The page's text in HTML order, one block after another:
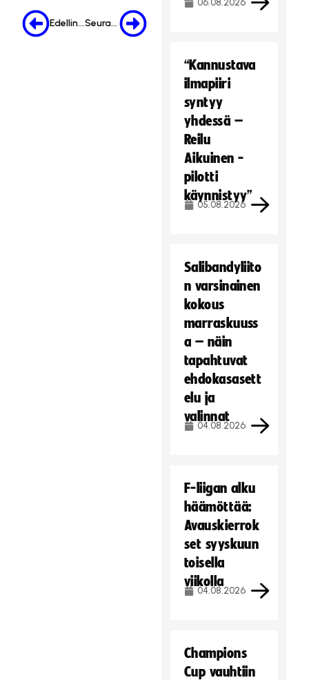
Edellinen Seuraava
06.08.2026
“Kannustava
ilmapiiri
syntyy
yhdessä –
Reilu
Aikuinen -
pilotti
käynnistyy”
05.08.2026
Salibandyliito
n varsinainen
kokous
marraskuuss
a – näin
tapahtuvat
ehdokasasett
elu ja
valinnat
04.08.2026
F-liigan alku
häämöttää:
Avauskierrok
set syyskuun
toisella
viikolla
04.08.2026
Champions
Cup vauhtiin